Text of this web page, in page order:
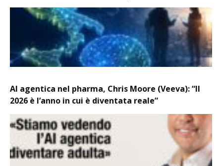
AI agentica nel pharma, Chris Moore (Veeva): “Il
2026 è l’anno in cui è diventata reale”